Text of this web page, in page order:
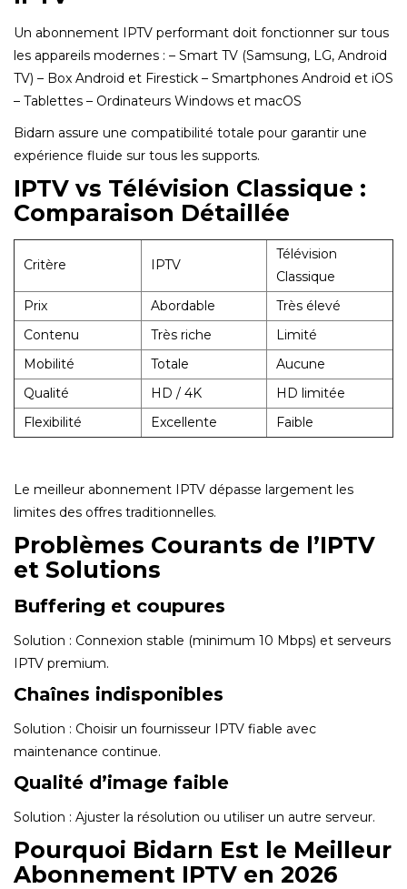
Un abonnement IPTV performant doit fonctionner sur tous
les appareils modernes : – Smart TV (Samsung, LG, Android
TV) – Box Android et Firestick – Smartphones Android et iOS
– Tablettes – Ordinateurs Windows et macOS
Bidarn assure une compatibilité totale pour garantir une
expérience fluide sur tous les supports.
IPTV vs Télévision Classique :
Comparaison Détaillée
Critère IPTV
Télévision
Classique
Prix
Abordable
Très élevé
Contenu
Très riche
Limité
Mobilité
Totale
Aucune
Qualité
HD / 4K
HD limitée
Flexibilité
Excellente Faible
Le meilleur abonnement IPTV dépasse largement les
limites des offres traditionnelles.
Problèmes Courants de l’IPTV
et Solutions
Buffering et coupures
Solution : Connexion stable (minimum 10 Mbps) et serveurs
IPTV premium.
Chaînes indisponibles
Solution : Choisir un fournisseur IPTV fiable avec
maintenance continue.
Qualité d’image faible
Solution : Ajuster la résolution ou utiliser un autre serveur.
Pourquoi Bidarn Est le Meilleur
Abonnement IPTV en 2026